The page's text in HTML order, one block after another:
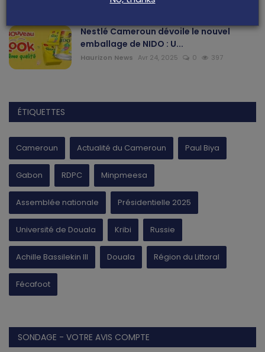
Nestlé Cameroun dévoile le nouvel
emballage de NIDO : U...
Haurizon News Avr 24, 2025 0 397
ÉTIQUETTES
Cameroun Actualité du Cameroun Paul Biya
Gabon RDPC Minpmeesa
Assemblée nationale Présidentielle 2025
Université de Douala Kribi Russie
Achille Bassilekin III Douala Région du Littoral
Fécafoot
SONDAGE - VOTRE AVIS COMPTE